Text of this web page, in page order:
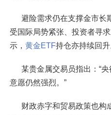
避险需求仍在支撑金市长
受国际局势紧张、投资者寻
示， 黄金ETF持仓亦持续回升
某贵金属交易员指出：“
意愿仍然强烈。”
财政赤字和贸易政策也构